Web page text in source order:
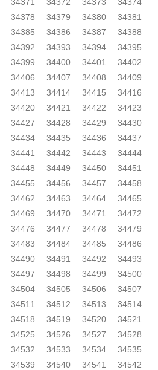
34378 34379 34380
34381
34385 34386 34387
34388
34392 34393 34394
34395
34399 34400 34401
34402
34406 34407 34408
34409
34413 34414 34415
34416
34420 34421 34422
34423
34427 34428 34429
34430
34434 34435 34436
34437
34441 34442 34443
34444
34448 34449 34450
34451
34455 34456 34457
34458
34462 34463 34464
34465
34469 34470 34471
34472
34476 34477 34478
34479
34483 34484 34485
34486
34490 34491 34492
34493
34497 34498 34499
34500
34504 34505 34506
34507
34511 34512 34513
34514
34518 34519 34520
34521
34525 34526 34527
34528
34532 34533 34534
34535
34539 34540 34541
34542